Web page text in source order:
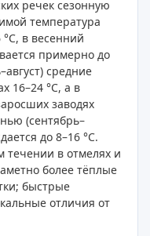
речек сезонную
температура
в весенний
примерно до
средние
16–24 °C, а в
заводях
(сентябрь–
до 8–16 °C.
течении в отмелях и
более тёплые
быстрые
отличия от